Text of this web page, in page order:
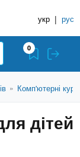
укр | рус
0
» Комп'ютерні
дітей